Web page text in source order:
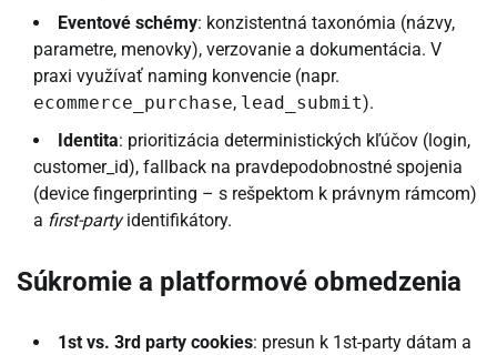
Eventové schémy: konzistentná taxonómia (názvy,
parametre, menovky), verzovanie a dokumentácia. V
praxi využívať naming konvencie (napr.
ecommerce_purchase, lead_submit).
Identita: prioritizácia deterministických kľúčov (login,
customer_id), fallback na pravdepodobnostné spojenia
(device fingerprinting – s rešpektom k právnym rámcom)
a first-partyidentifikátory.
Súkromie a platformové obmedzenia
1st vs. 3rd party cookies: presun k 1st-party dátam a